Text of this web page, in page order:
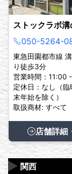
ストックラボ
050-5264-
東急田園都市線
り徒歩3分
営業時間：11:00
定休日：なし（
末年始を除く）
取扱商材: すべて
店舗詳細
関西
▶